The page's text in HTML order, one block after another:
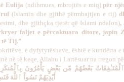
Eulija(ndihmues, mbrojtës e miq)për
(Islamin dhe gjithë përmbajtjen e tij)
dhe gjithçka tjetër që Islami ndalon),
faljet e përcaktuara ditore, japin
të Tij.”
e dyfytyrëshave, është e kundërta e
në të keqe, Allahu i Lartësuar na tregon
بَعْضُهُمْ مّن بَعْضٍ يَأْمُرُونَ
أَيْدِيَهُمْ نَسُواْ ٱللَّهَ